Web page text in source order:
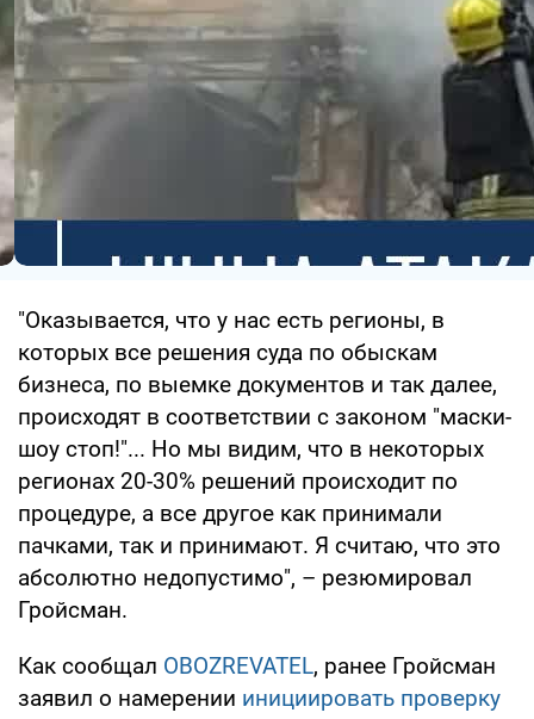
"Оказывается, что у нас есть регионы, в
которых все решения суда по обыскам
бизнеса, по выемке документов и так далее,
происходят в соответствии с законом "маски-
шоу стоп!"... Но мы видим, что в некоторых
регионах 20-30% решений происходит по
процедуре, а все другое как принимали
пачками, так и принимают. Я считаю, что это
абсолютно недопустимо", – резюмировал
Гройсман.
Как сообщал OBOZREVATEL, ранее Гройсман
заявил о намерении инициировать проверку